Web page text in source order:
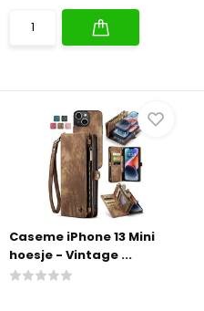
Caseme iPhone 13 Mini
hoesje - Vintage ...